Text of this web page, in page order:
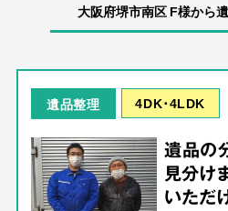
大阪府堺市南区 F様から
遺品整理 4DK･4LDK
遺品の
見分け
いただ